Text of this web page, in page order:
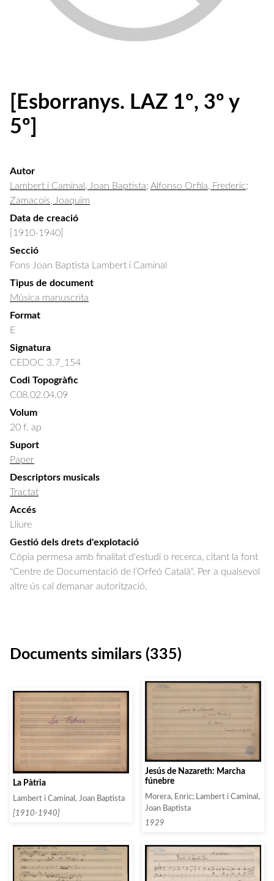
[Esborranys. LAZ 1º, 3º y
5º]
Autor
Lambert i Caminal, Joan Baptista; Alfonso Orfila, Frederic;
Zamacois, Joaquim
Data de creació
[1910-1940]
Secció
Fons Joan Baptista Lambert i Caminal
Tipus de document
Música manuscrita
Format
E
Signatura
CEDOC 3.7_154
Codi Topogràfic
C08.02.04.09
Volum
20 f. ap
Suport
Paper
Descriptors musicals
Tractat
Accés
Lliure
Gestió dels drets d'explotació
Còpia permesa amb finalitat d'estudi o recerca, citant la font
"Centre de Documentació de l’Orfeó Català". Per a qualsevol
altre ús cal demanar autorització.
Documents similars (335)
La Pàtria
Lambert i Caminal, Joan Baptista
[1910-1940]
Jesús de Nazareth: Marcha
fúnebre
Morera, Enric; Lambert i Caminal,
Joan Baptista
1929